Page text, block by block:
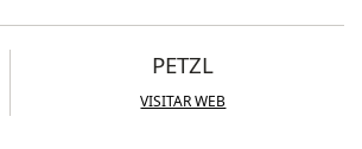
PETZL
VISITAR WEB